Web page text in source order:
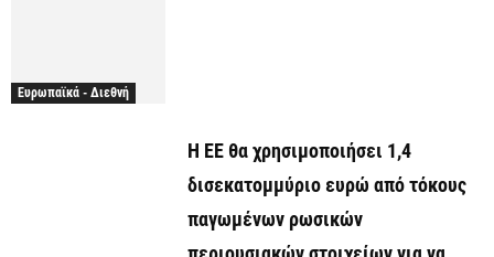
Ευρωπαϊκά - Διεθνή
Η ΕΕ θα χρησιμοποιήσει 1,4
δισεκατομμύριο ευρώ από τόκους
παγωμένων ρωσικών